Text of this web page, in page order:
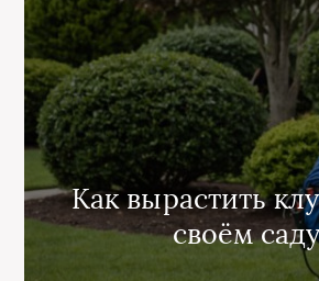
Как вырастить
своём